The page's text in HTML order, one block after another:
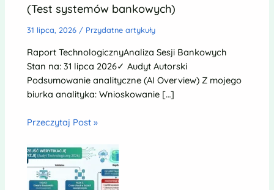
(Test systemów bankowych)
31 lipca, 2026 / Przydatne artykuły
Raport TechnologicznyAnaliza Sesji Bankowych
Stan na: 31 lipca 2026✓ Audyt Autorski
Podsumowanie analityczne (AI Overview) Z mojego
biurka analityka: Wnioskowanie […]
Przeczytaj Post »